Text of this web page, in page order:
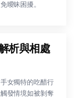
曖昧困擾。
析與相處
女獨特的吃醋行
發情境如被剝奪